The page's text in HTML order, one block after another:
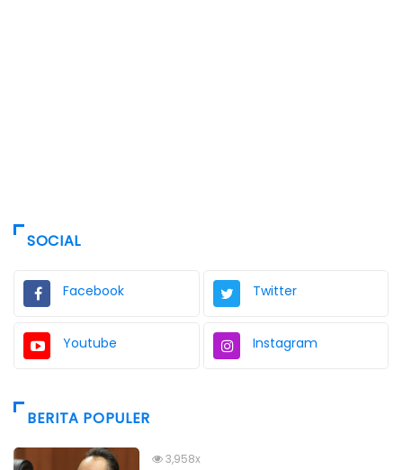
SOCIAL
Facebook Twitter
Youtube Instagram
BERITA POPULER
3,958x